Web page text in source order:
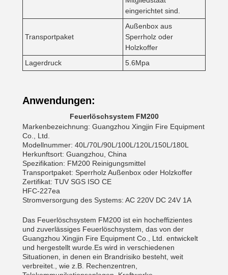
eingerichtet sind.
Transportpaket
Außenbox aus
Sperrholz oder
Holzkoffer
Lagerdruck
5.6Mpa
Anwendungen:
Feuerlöschsystem FM200
Markenbezeichnung: Guangzhou Xingjin Fire Equipment
Co., Ltd.
Modellnummer: 40L/70L/90L/100L/120L/150L/180L
Herkunftsort: Guangzhou, China
Spezifikation: FM200 Reinigungsmittel
Transportpaket: Sperrholz Außenbox oder Holzkoffer
Zertifikat: TUV SGS ISO CE
HFC-227ea
Stromversorgung des Systems: AC 220V DC 24V 1A
Das Feuerlöschsystem FM200 ist ein hocheffizientes
und zuverlässiges Feuerlöschsystem, das von der
Guangzhou Xingjin Fire Equipment Co., Ltd. entwickelt
und hergestellt wurde.Es wird in verschiedenen
Situationen, in denen ein Brandrisiko besteht, weit
verbreitet., wie z.B. Rechenzentren,